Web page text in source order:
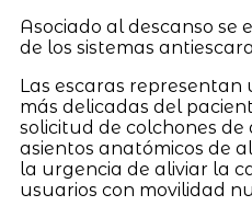
Asociado al descanso se
de los sistemas
Las escaras representan
más delicadas del
solicitud de colchones de
asientos anatómicos de
la urgencia de aliviar la
usuarios con movilidad